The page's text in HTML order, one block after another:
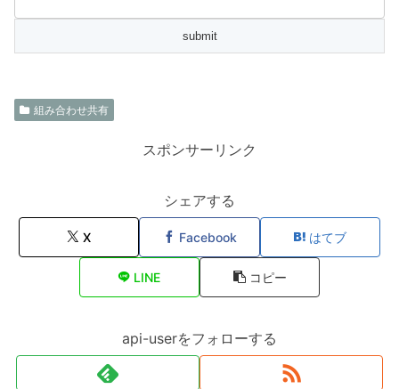
組み合わせ共有
スポンサーリンク
シェアする
X Facebook はてブ
LINE コピー
api-userをフォローする